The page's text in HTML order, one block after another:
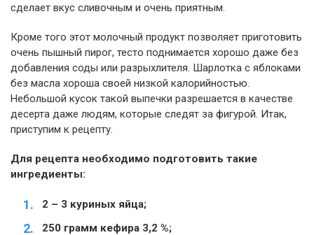
сделает вкус сливочным и очень приятным.
Кроме того этот молочный продукт позволяет приготовить
очень пышный пирог, тесто поднимается хорошо даже без
добавления соды или разрыхлителя. Шарлотка с яблоками
без масла хороша своей низкой калорийностью.
Небольшой кусок такой выпечки разрешается в качестве
десерта даже людям, которые следят за фигурой. Итак,
приступим к рецепту.
Для рецепта необходимо подготовить такие
ингредиенты:
2 – 3 куриных яйца;
250 грамм кефира 3,2 %;